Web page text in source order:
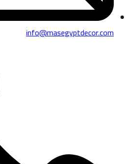
info@masegyptdecor.com